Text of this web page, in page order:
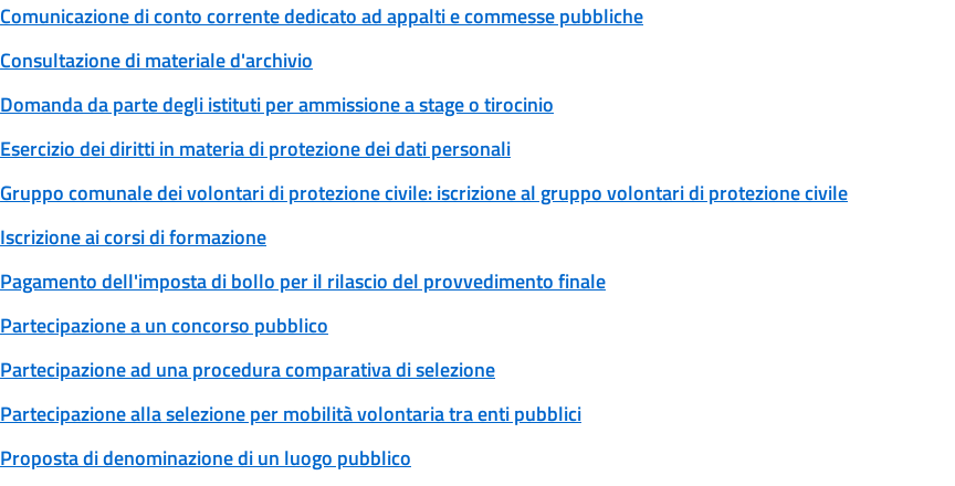
Comunicazione di conto corrente dedicato ad appalti e commesse pubbliche
Consultazione di materiale d'archivio
Domanda da parte degli istituti per ammissione a stage o tirocinio
Esercizio dei diritti in materia di protezione dei dati personali
Gruppo comunale dei volontari di protezione civile: iscrizione al gruppo volontari di protezione civile
Iscrizione ai corsi di formazione
Pagamento dell'imposta di bollo per il rilascio del provvedimento finale
Partecipazione a un concorso pubblico
Partecipazione ad una procedura comparativa di selezione
Partecipazione alla selezione per mobilità volontaria tra enti pubblici
Proposta di denominazione di un luogo pubblico